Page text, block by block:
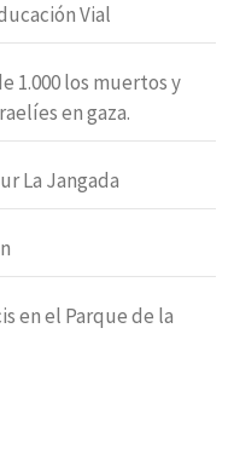
Vial
1.000 los muertos y
en gaza.
La Jangada
en el Parque de la